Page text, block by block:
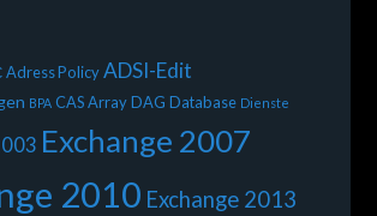
Adress Policy ADSI-Edit
BPA CAS Array DAG Database Dienste
Exchange 2007
2010 Exchange 2013